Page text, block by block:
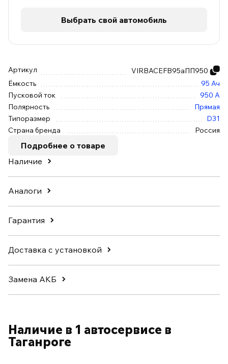
Артикул
VIRBACEFB95аПП950
Ёмкость
95 Ач
Пусковой ток
950 А
Полярность
Прямая
Типоразмер
D31
Страна бренда
Россия
Подробнее о товаре
Наличие
Аналоги
Гарантия
Доставка с установкой
Замена АКБ
Выбрать свой автомобиль
Наличие в 1 автосервисе в
Таганроге